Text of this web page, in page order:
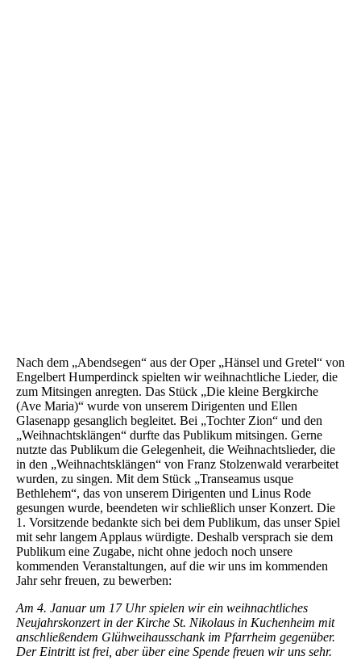
Nach dem „Abendsegen“ aus der Oper „Hänsel und Gretel“ von
Engelbert Humperdinck spielten wir weihnachtliche Lieder, die
zum Mitsingen anregten. Das Stück „Die kleine Bergkirche
(Ave Maria)“ wurde von unserem Dirigenten und Ellen
Glasenapp gesanglich begleitet. Bei „Tochter Zion“ und den
„Weihnachtsklängen“ durfte das Publikum mitsingen. Gerne
nutzte das Publikum die Gelegenheit, die Weihnachtslieder, die
in den „Weihnachtsklängen“ von Franz Stolzenwald verarbeitet
wurden, zu singen. Mit dem Stück „Transeamus usque
Bethlehem“, das von unserem Dirigenten und Linus Rode
gesungen wurde, beendeten wir schließlich unser Konzert. Die
1. Vorsitzende bedankte sich bei dem Publikum, das unser Spiel
mit sehr langem Applaus würdigte. Deshalb versprach sie dem
Publikum eine Zugabe, nicht ohne jedoch noch unsere
kommenden Veranstaltungen, auf die wir uns im kommenden
Jahr sehr freuen, zu bewerben:
Am 4. Januar um 17 Uhr spielen wir ein weihnachtliches
Neujahrskonzert in der Kirche St. Nikolaus in Kuchenheim mit
anschließendem Glühweihausschank im Pfarrheim gegenüber.
Der Eintritt ist frei, aber über eine Spende freuen wir uns sehr.